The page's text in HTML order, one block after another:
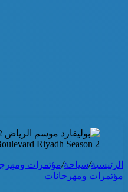
Riyadh Season 2
الرئيسية/سياحة/مؤتمرات
مؤتمرات ومهرجانات